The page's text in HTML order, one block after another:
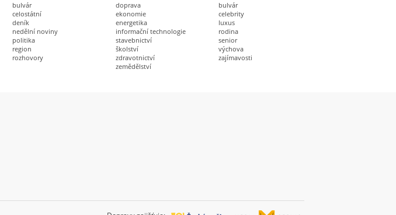
bulvár
celostátní
deník
nedělní noviny
politika
region
rozhovory
doprava
ekonomie
energetika
informační technologie
stavebnictví
školství
zdravotnictví
zemědělství
bulvár
celebrity
luxus
rodina
senior
výchova
zajímavosti